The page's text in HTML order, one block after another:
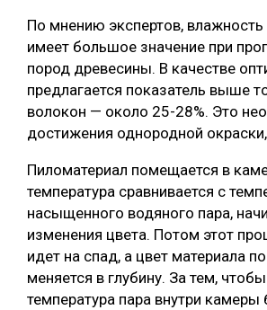
По мнению экспертов,
имеет большое значение при
пород древесины. В качестве
предлагается показатель выше
волокон — около 25-28%. Это
достижения однородной
Пиломатериал помещается в
температура сравнивается с
насыщенного водяного пара,
изменения цвета. Потом этот
идет на спад, а цвет материала
меняется в глубину. За тем,
температура пара внутри камеры